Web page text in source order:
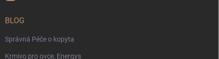
BLOG
Správná Péče o kopyta
Krmivo pro ovce, Energys